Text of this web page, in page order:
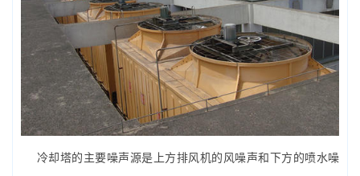
冷却塔的主要噪声源是上方排风机的风噪声和下方的喷水噪